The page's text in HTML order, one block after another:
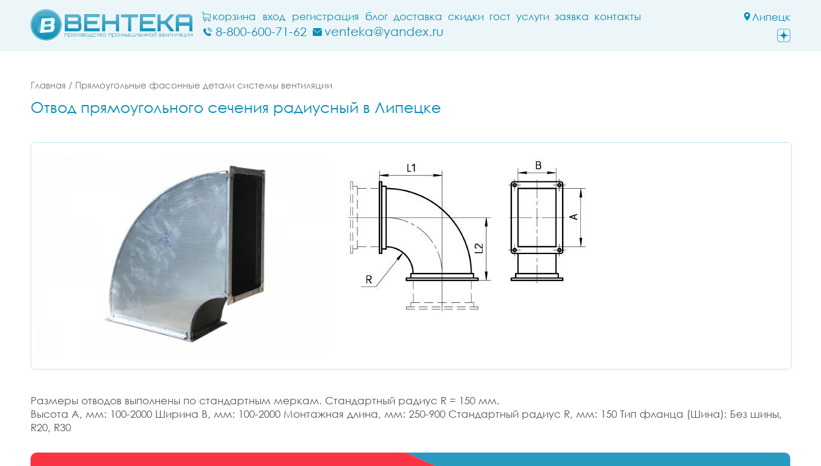
Липецк
корзина вход регистрация блог доставка скидки гост услуги заявка контакты
8-800-600-71-62 venteka@yandex.ru
Главная / Прямоугольные фасонные детали системы вентиляции
Отвод прямоугольного сечения радиусный в Липецке
Размеры отводов выполнены по стандартным меркам. Стандартный радиус R = 150 мм.
Высота А, мм: 100-2000 Ширина В, мм: 100-2000 Монтажная длина, мм: 250-900 Стандартный радиус R, мм: 150 Тип фланца (Шина): Без шины,
R20, R30